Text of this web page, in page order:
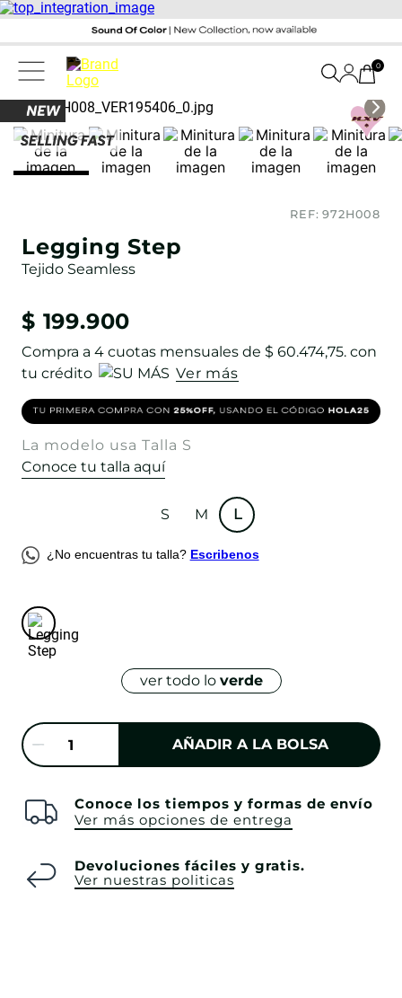
0
REF:972H008
Legging Step
Tejido Seamless
$ 199.900
Compra a 4 cuotas mensuales de $ 60.474,75. con
tu crédito
Ver más
La modelo usa Talla S
Conoce tu talla aquí
S M L
¿No encuentras tu talla? Escribenos
ver todo lo verde
AÑADIR A LA BOLSA
Conoce los tiempos y formas de envío
Ver más opciones de entrega
Devoluciones fáciles y gratis.
Ver nuestras politicas